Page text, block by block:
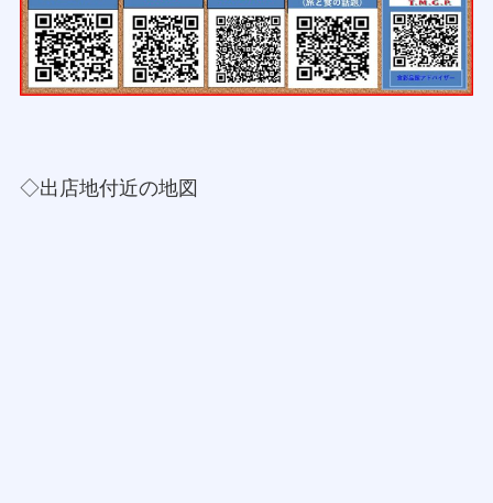
◇出店地付近の地図